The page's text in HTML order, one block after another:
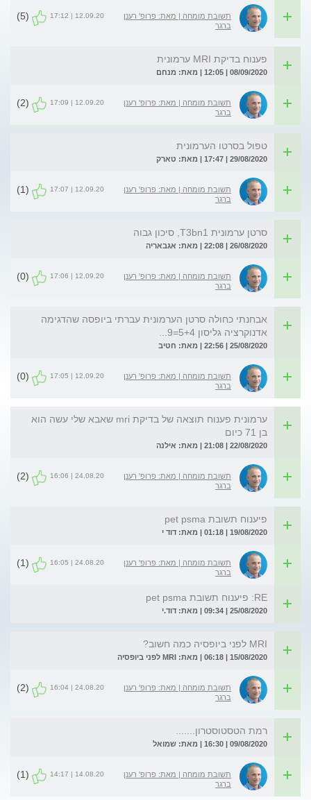
תשובת מומחה | מאת: פרופ' רענן
ברגר
12.09.20 | 17:12
(5)
פענוח בדיקת MRI ערמונית
08/09/2020 | 12:05 | מאת: מנחם
תשובת מומחה | מאת: פרופ' רענן
ברגר
12.09.20 | 17:09
(2)
טפול בסרטו הערמונית
29/08/2020 | 17:47 | מאת: טארק
תשובת מומחה | מאת: פרופ' רענן
ברגר
12.09.20 | 17:07
(1)
סרטן ערמונית T3bn1, סיכון גבוה
26/08/2020 | 22:08 | מאת: אגבאריה
תשובת מומחה | מאת: פרופ' רענן
ברגר
12.09.20 | 17:06
(0)
אבחנתי כחולה סרטן הערמונית עברתי ביופסה שהדגימה
אדנוקרציה גליסון 5+4=9...
25/08/2020 | 22:56 | מאת: חטיב
תשובת מומחה | מאת: פרופ' רענן
ברגר
12.09.20 | 17:05
(0)
ערמונית פענוח תוצאה של בדיקת mri שאבא שלי עשה הוא
בן 71 כיום
22/08/2020 | 21:08 | מאת: אילנה
תשובת מומחה | מאת: פרופ' רענן
ברגר
24.08.20 | 16:06
(2)
פיענוח תשובת pet psma
19/08/2020 | 01:18 | מאת: דוד י
תשובת מומחה | מאת: פרופ' רענן
ברגר
24.08.20 | 16:05
(1)
RE: פיענוח תשובת pet psma
25/08/2020 | 09:34 | מאת: דוד.י
MRI לפני ביופסיה כמה חשוב?
15/08/2020 | 06:18 | מאת: MRI לפני ביופסיה
תשובת מומחה | מאת: פרופ' רענן
ברגר
24.08.20 | 16:04
(2)
רמת הטסטוסטרון.......
09/08/2020 | 16:30 | מאת: שמואל
תשובת מומחה | מאת: פרופ' רענן
ברגר
14.08.20 | 14:17
(1)